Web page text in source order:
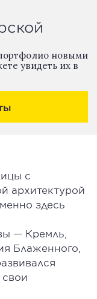
новыми
увидеть их в
с
архитектурой
здесь
— Кремль,
Блаженного,
свои